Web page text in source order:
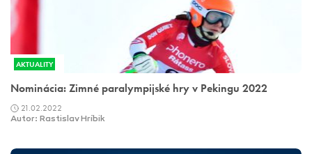
AKTUALITY
Nominácia: Zimné paralympijské hry v Pekingu 2022
21.02.2022
Autor: Rastislav Hríbik